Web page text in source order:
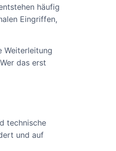
häufig
Eingriffen,
Weiterleitung
das erst
technische
und auf